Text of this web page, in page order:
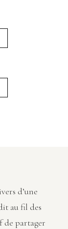
d’une
au fil des
de partager